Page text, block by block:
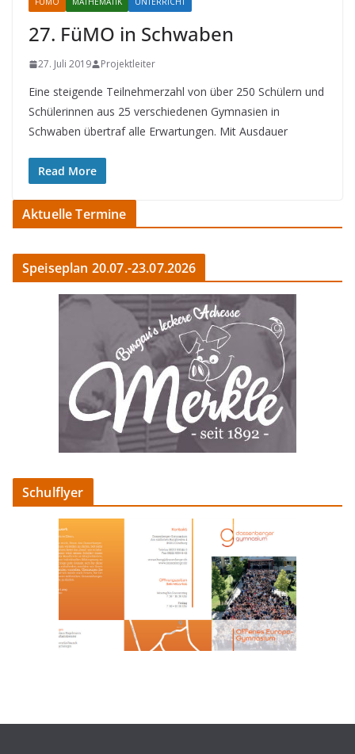
27. FüMO in Schwaben
27. Juli 2019 Projektleiter
Eine steigende Teilnehmerzahl von über 250 Schülern und
Schülerinnen aus 25 verschiedenen Gymnasien in
Schwaben übertraf alle Erwartungen. Mit Ausdauer
Read More
Aktuelle Termine
Speiseplan 20.07.-23.07.2026
Schulflyer